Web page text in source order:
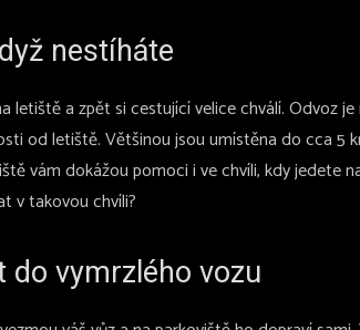
nestíháte
letiště a zpět si cestující velice chválí. Odvoz
od letiště. Většinou jsou umístěna do cca 5
vám dokážou pomoci i ve chvíli, kdy jedete
v takovou chvíli?
do vymrzlého vozu